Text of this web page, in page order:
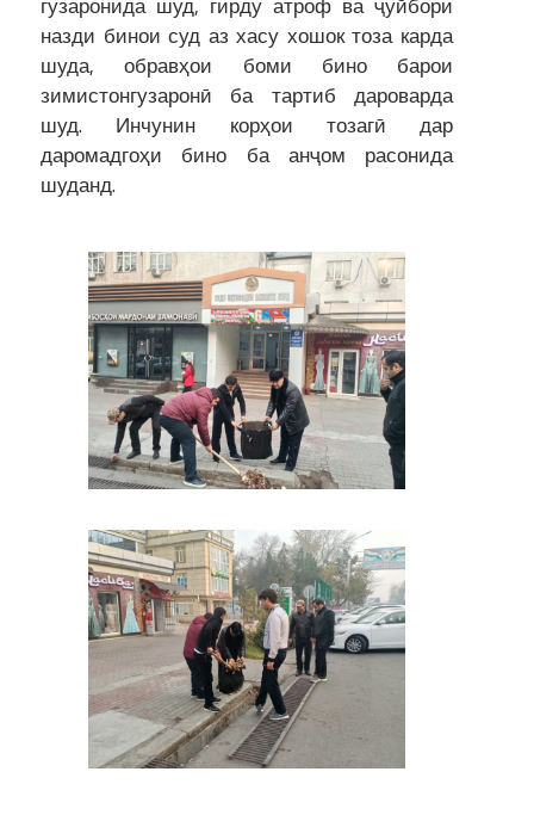
назди бинои суд аз хасу хошок тоза карда
шуда, обравҳои боми бино барои
зимистонгузаронӣ ба тартиб дароварда
шуд. Инчунин корҳои тозагӣ дар
даромадгоҳи бино ба анҷом расонида
шуданд.